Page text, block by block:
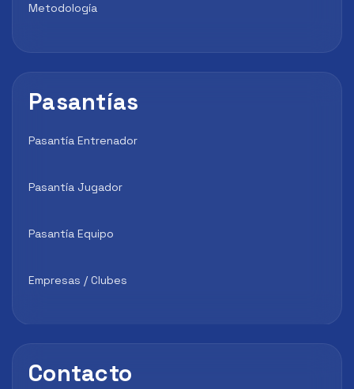
Metodología
Pasantías
Pasantía Entrenador
Pasantía Jugador
Pasantía Equipo
Empresas / Clubes
Contacto